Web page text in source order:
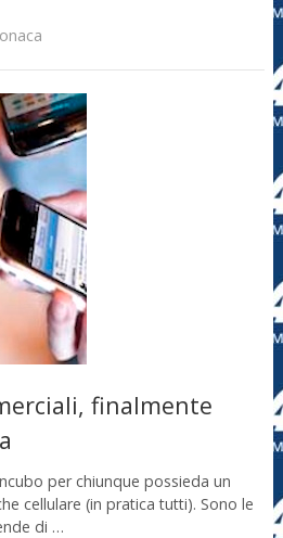
finalmente
per chiunque possieda un
cellulare (in pratica tutti). Sono le
di …